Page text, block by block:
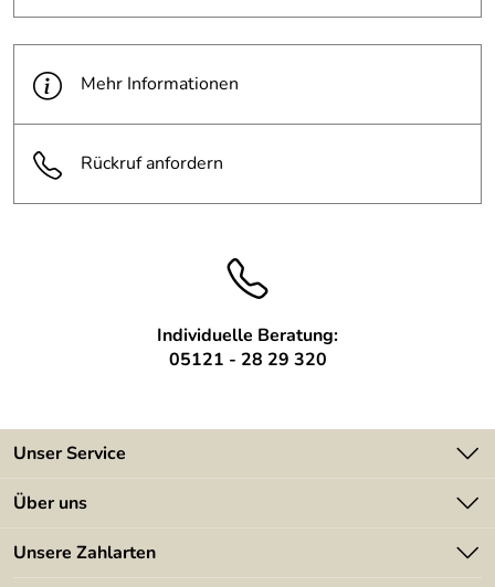
Mehr Informationen
Rückruf anfordern
Individuelle Beratung:
05121 - 28 29 320
Unser Service
Kontakt
Kundeninformationen
Über uns
Angebote
Unsere Zahlarten